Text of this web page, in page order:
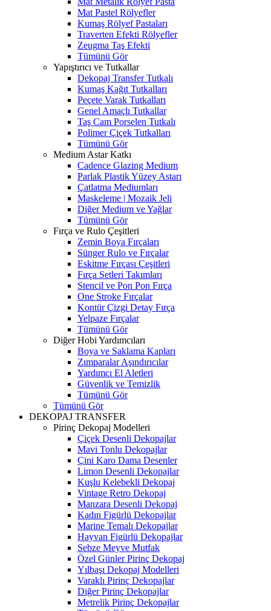
Mat Pastel Rölyefler
Kumaş Rölyef Pastaları
Traverten Efekti Rölyefler
Zeugma Taş Efekti
Tümünü Gör
Yapıştırıcı ve Tutkallar
Dekopaj Transfer Tutkalı
Kumaş Kağıt Tutkalları
Peçete Varak Tutkalları
Genel Amaçlı Tutkallar
Taş Cam Porselen Tutkalı
Polimer Çiçek Tutkalları
Tümünü Gör
Medium Astar Katkı
Cadence Glazing Medium
Parlak Plastik Yüzey Astarı
Çatlatma Mediumları
Maskeleme | Mozaik Jeli
Diğer Medium ve Yağlar
Tümünü Gör
Fırça ve Rulo Çeşitleri
Zemin Boya Fırçaları
Sünger Rulo ve Fırçalar
Eskitme Fırçası Çeşitleri
Fırça Setleri Takımları
Stencil ve Pon Pon Fırça
One Stroke Fırçalar
Kontür Çizgi Detay Fırça
Yelpaze Fırçalar
Tümünü Gör
Diğer Hobi Yardımcıları
Boya ve Saklama Kapları
Zımparalar Aşındırıcılar
Yardımcı El Aletleri
Güvenlik ve Temizlik
Tümünü Gör
Tümünü Gör
DEKOPAJ TRANSFER
Pirinç Dekopaj Modelleri
Çiçek Desenli Dekopajlar
Mavi Tonlu Dekopajlar
Çini Karo Dama Desenler
Limon Desenli Dekopajlar
Kuşlu Kelebekli Dekopaj
Vintage Retro Dekopaj
Manzara Desenli Dekopaj
Kadın Figürlü Dekopajlar
Marine Temalı Dekopajlar
Hayvan Figürlü Dekopajlar
Sebze Meyve Mutfak
Özel Günler Pirinç Dekopaj
Yılbaşı Dekopaj Modelleri
Varaklı Pirinç Dekopajlar
Diğer Pirinç Dekopajlar
Metrelik Pirinç Dekopajlar